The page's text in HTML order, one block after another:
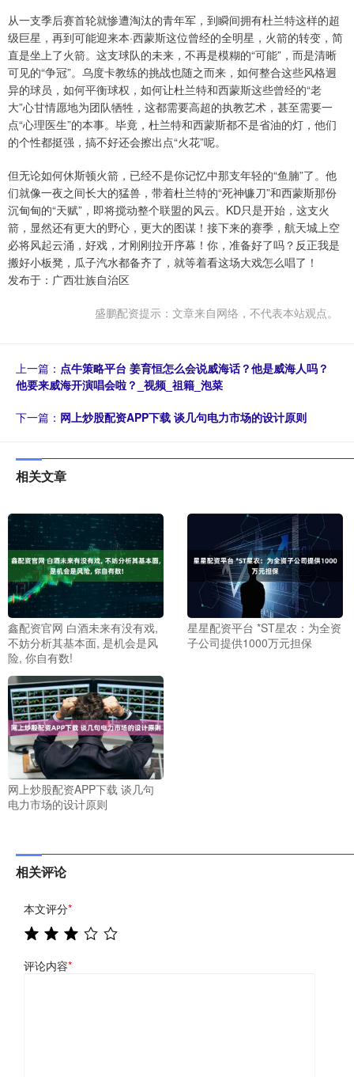
从一支季后赛首轮就惨遭淘汰的青年军，到瞬间拥有杜兰特这样的超
级巨星，再到可能迎来本·西蒙斯这位曾经的全明星，火箭的转变，简
直是坐上了火箭。这支球队的未来，不再是模糊的“可能”，而是清晰
可见的“争冠”。乌度卡教练的挑战也随之而来，如何整合这些风格迥
异的球员，如何平衡球权，如何让杜兰特和西蒙斯这些曾经的“老
大”心甘情愿地为团队牺牲，这都需要高超的执教艺术，甚至需要一
点“心理医生”的本事。毕竟，杜兰特和西蒙斯都不是省油的灯，他们
的个性都挺强，搞不好还会擦出点“火花”呢。
但无论如何休斯顿火箭，已经不是你记忆中那支年轻的“鱼腩”了。他
们就像一夜之间长大的猛兽，带着杜兰特的“死神镰刀”和西蒙斯那份
沉甸甸的“天赋”，即将搅动整个联盟的风云。KD只是开始，这支火
箭，显然还有更大的野心，更大的图谋！接下来的赛季，航天城上空
必将风起云涌，好戏，才刚刚拉开序幕！你，准备好了吗？反正我是
搬好小板凳，瓜子汽水都备齐了，就等着看这场大戏怎么唱了！
发布于：广西壮族自治区
盛鹏配资提示：文章来自网络，不代表本站观点。
上一篇： 点牛策略平台 姜育恒怎么会说威海话？他是威海人吗？
他要来威海开演唱会啦？_视频_祖籍_泡菜
下一篇： 网上炒股配资APP下载 谈几句电力市场的设计原则
相关文章
鑫配资官网 白酒未来有没有戏,
不妨分析其基本面, 是机会是风
险, 你自有数!
星星配资平台 *ST星农：为全资
子公司提供1000万元担保
网上炒股配资APP下载 谈几句
电力市场的设计原则
相关评论
本文评分*
评论内容*